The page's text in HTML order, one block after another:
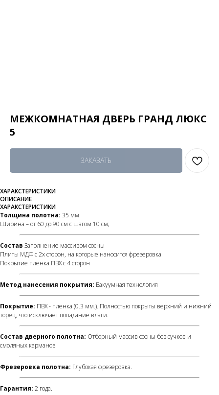
МЕЖКОМНАТНАЯ ДВЕРЬ ГРАНД ЛЮКС
5
ЗАКАЗАТЬ
ХАРАКСТЕРИСТИКИ
ОПИСАНИЕ
ХАРАКСТЕРИСТИКИ
Толщина полотна: 35 мм.
Ширина – от 60 до 90 см с шагом 10 см;
Состав Заполнение массивом сосны
Плиты МДФ с 2х сторон, на которые наносится фрезеровка
Покрытие пленка ПВХ с 4 сторон
Метод нанесения покрытия: Вакуумная технология
Покрытие: ПВХ - пленка (0.3 мм.). Полностью покрыты верхний и нижний
торец, что исключает попадание влаги.
Состав дверного полотна: Отборный массив сосны без сучков и
смоляных карманов
Фрезеровка полотна: Глубокая фрезеровка.
Гарантия: 2 года.